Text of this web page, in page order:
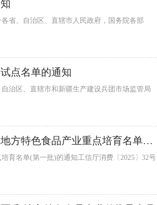
省、自治区、直辖市人民政府，国务院各部
点名单的通知
治区、直辖市和新疆生产建设兵团市场监管局
工业和信息化部办公厅关于印发传统优势食品产区和地方特色食品产业重点培育名单（第一批）的通知
育名单(第一批)的通知工信厅消费〔2025〕32号